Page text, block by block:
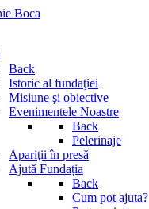
Back
Istoric al fundaţiei
Misiune şi obiective
Evenimentele Noastre
Back
Pelerinaje
Apariţii în presă
Ajută Fundația
Back
Cum pot ajuta?